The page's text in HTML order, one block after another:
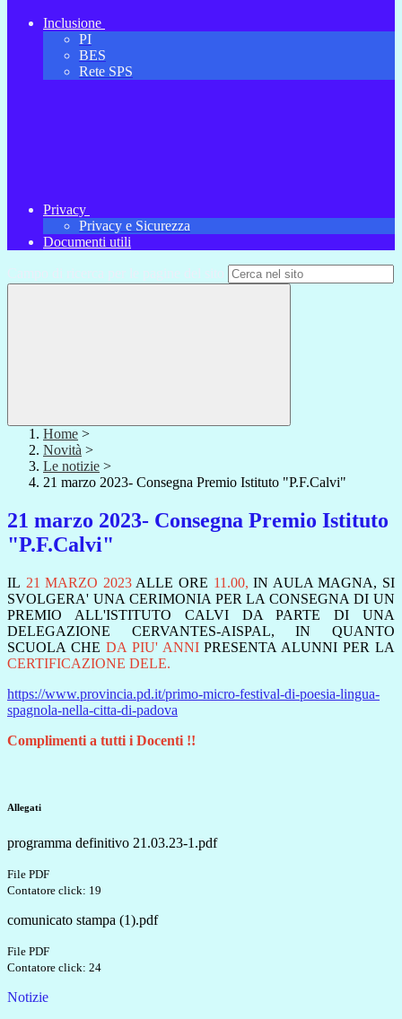
Inclusione
PI
BES
Rete SPS
Privacy
Privacy e Sicurezza
Documenti utili
Campo di ricerca per le pagine del sito
Home >
Novità >
Le notizie >
21 marzo 2023- Consegna Premio Istituto "P.F.Calvi"
21 marzo 2023- Consegna Premio Istituto
"P.F.Calvi"
IL 21 MARZO 2023ALLE ORE 11.00, IN AULA MAGNA, SI
SVOLGERA' UNA CERIMONIA PER LA CONSEGNA DI UN
PREMIO ALL'ISTITUTO CALVI DA PARTE DI UNA
DELEGAZIONE CERVANTES-AISPAL, IN QUANTO
SCUOLA CHE DA PIU' ANNIPRESENTA ALUNNI PER LA
CERTIFICAZIONE DELE.
https://www.provincia.pd.it/primo-micro-festival-di-poesia-lingua-
spagnola-nella-citta-di-padova
Complimenti a tutti i Docenti !!
Allegati
programma definitivo 21.03.23-1.pdf
File PDF
Contatore click: 19
comunicato stampa (1).pdf
File PDF
Contatore click: 24
Notizie